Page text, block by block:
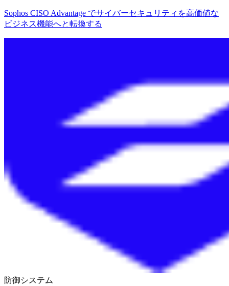
Sophos CISO Advantage でサイバーセキュリティを高価値な
ビジネス機能へと転換する
防御システム